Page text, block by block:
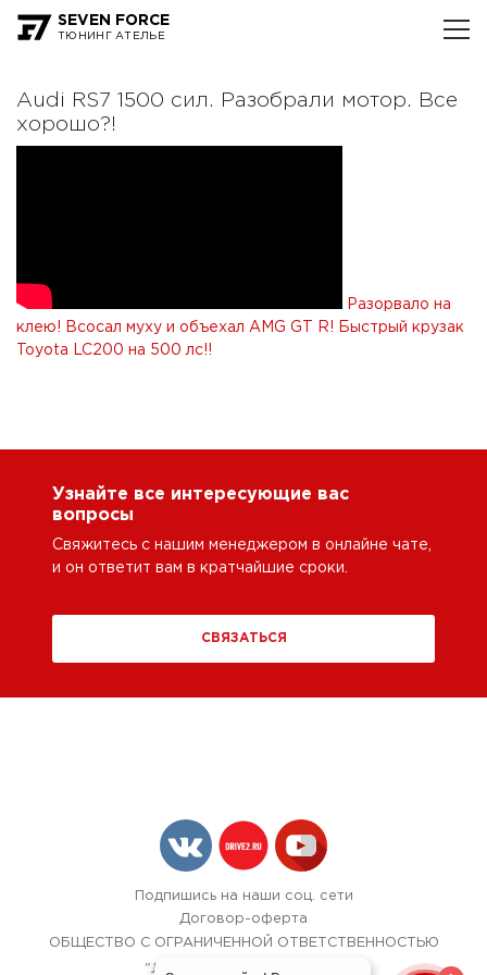
SEVEN FORCE
ТЮНИНГ АТЕЛЬЕ
Audi RS7 1500 сил. Разобрали мотор. Все
хорошо?!
Разорвало на
клею! Всосал муху и объехал AMG GT R!
Быстрый крузак
Toyota LC200 на 500 лс!!
Узнайте все интересующие вас
вопросы
Свяжитесь с нашим менеджером в онлайне чате,
и он ответит вам в кратчайшие сроки.
СВЯЗАТЬСЯ
Подпишись на наши соц. сети
Договор-оферта
ОБЩЕСТВО С ОГРАНИЧЕННОЙ ОТВЕТСТВЕННОСТЬЮ
"ЛОК БОКС АВТОСЕРВИС",